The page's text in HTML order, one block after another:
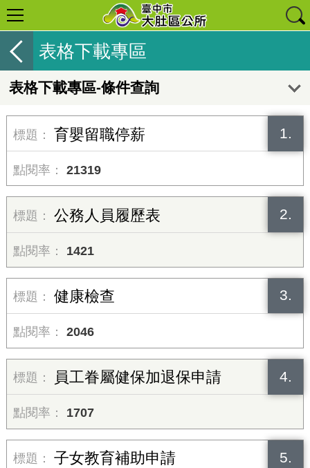
表格下載專區
表格下載專區-條件查詢
1.
育嬰留職停薪
21319
2.
公務人員履歷表
1421
3.
健康檢查
2046
4.
員工眷屬健保加退保申請
1707
5.
子女教育補助申請